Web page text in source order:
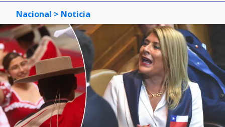
Nacional > Noticia